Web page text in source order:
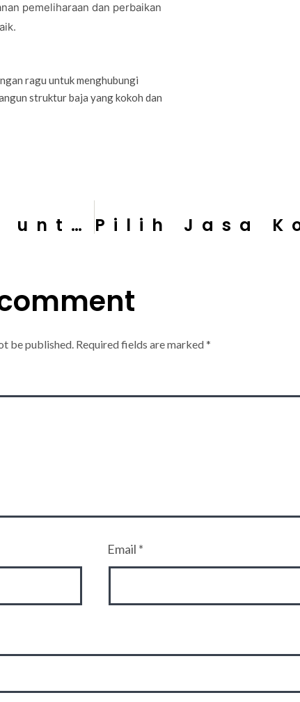
pemeliharaan dan perbaikan
ragu untuk menghubungi
struktur baja yang kokoh dan
Keunggulan Granit untuk Lantai
be published. Required fields are marked*
Email *